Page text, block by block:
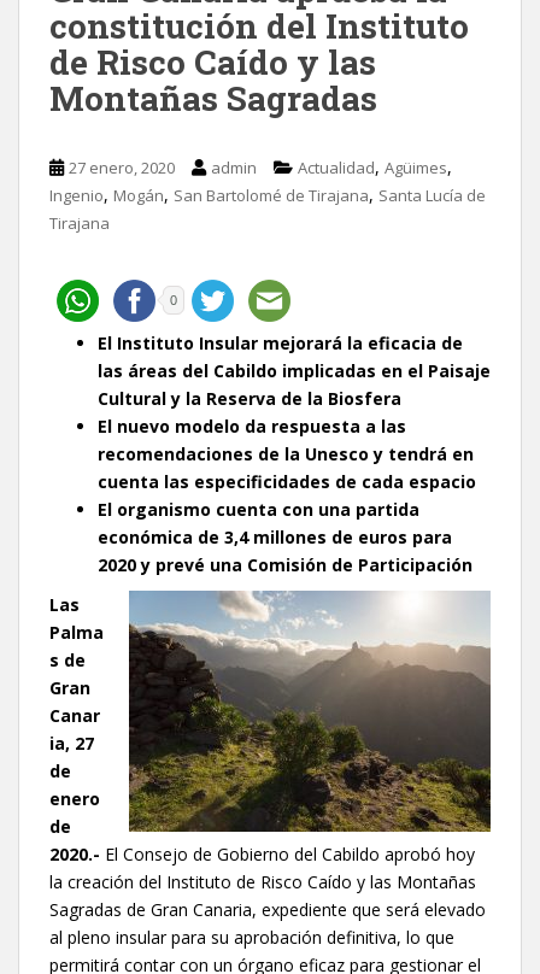
constitución del Instituto
de Risco Caído y las
Montañas Sagradas
27 enero, 2020 admin Actualidad, Agüimes,
Ingenio, Mogán, San Bartolomé de Tirajana, Santa Lucía de
Tirajana
0
El Instituto Insular mejorará la eficacia de
las áreas del Cabildo implicadas en el Paisaje
Cultural y la Reserva de la Biosfera
El nuevo modelo da respuesta a las
recomendaciones de la Unesco y tendrá en
cuenta las especificidades de cada espacio
El organismo cuenta con una partida
económica de 3,4 millones de euros para
2020 y prevé una Comisión de Participación
Las
Palma
s de
Gran
Canar
ia, 27
de
enero
de
2020.- El Consejo de Gobierno del Cabildo aprobó hoy
la creación del Instituto de Risco Caído y las Montañas
Sagradas de Gran Canaria, expediente que será elevado
al pleno insular para su aprobación definitiva, lo que
permitirá contar con un órgano eficaz para gestionar el